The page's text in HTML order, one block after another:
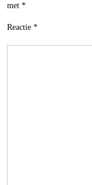
met *
Reactie *